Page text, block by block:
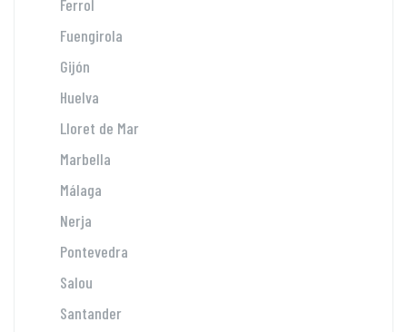
Ferrol
Fuengirola
Gijón
Huelva
Lloret de Mar
Marbella
Málaga
Nerja
Pontevedra
Salou
Santander